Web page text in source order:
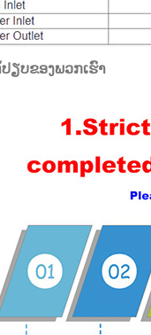
ຽບຂອງພວກເຮົາ